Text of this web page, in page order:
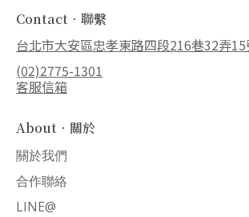
Contact．聯繫
台北市大安區忠孝東路四段216巷32弄
(02)2775-1301
客服信箱
About．關於
關於我們
合作聯絡
LINE@